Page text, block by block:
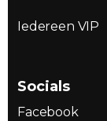
Iedereen VIP
Socials
Facebook